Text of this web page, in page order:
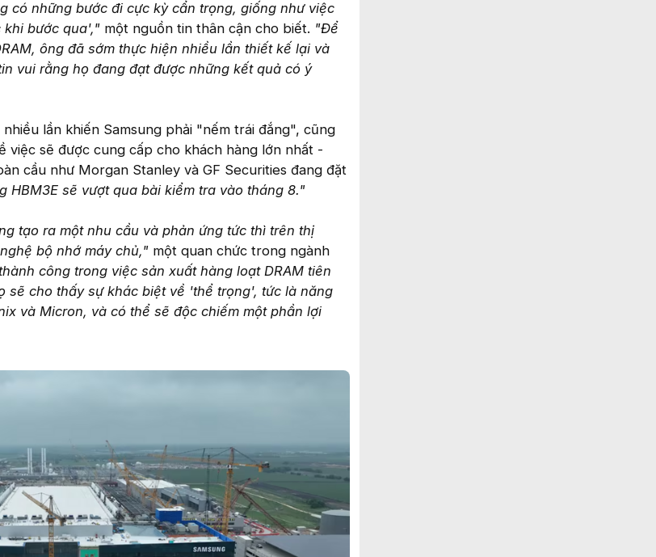
có những bước đi cực kỳ cẩn trọng, giống như việc
khi bước qua'," một nguồn tin thân cận cho biết. "Để
ông đã sớm thực hiện nhiều lần thiết kế lại và
vui rằng họ đang đạt được những kết quả có ý
lần khiến Samsung phải "nếm trái đắng", cũng
việc sẽ được cung cấp cho khách hàng lớn nhất -
cầu như Morgan Stanley và GF Securities đang đặt
HBM3E sẽ vượt qua bài kiểm tra vào tháng 8."
tạo ra một nhu cầu và phản ứng tức thì trên thị
bộ nhớ máy chủ," một quan chức trong ngành
công trong việc sản xuất hàng loạt DRAM tiên
sẽ cho thấy sự khác biệt về 'thể trọng', tức là năng
và Micron, và có thể sẽ độc chiếm một phần lợi